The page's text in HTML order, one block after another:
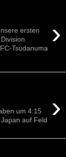
›
ersten
Tsudanuma
›
um 4:15
auf Feld